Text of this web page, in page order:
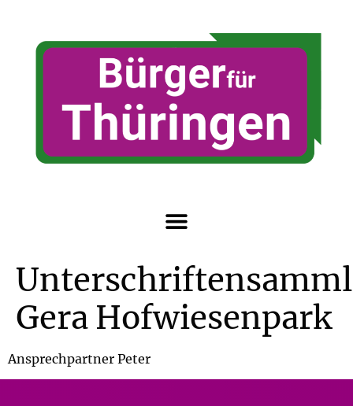
Gera Hofwiesenpark
Ansprechpartner Peter